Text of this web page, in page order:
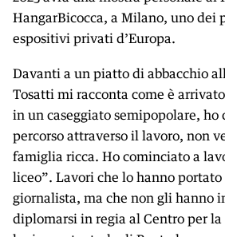
HangarBicocca, a Milano, uno dei
espositivi privati d’Europa.
Davanti a un piatto di abbacchio
Tosatti mi racconta come è
in un caseggiato semipopolare,
percorso attraverso il lavoro, non
famiglia ricca. Ho cominciato a
liceo”. Lavori che lo hanno
giornalista, ma che non gli hanno
diplomarsi in regia al Centro per